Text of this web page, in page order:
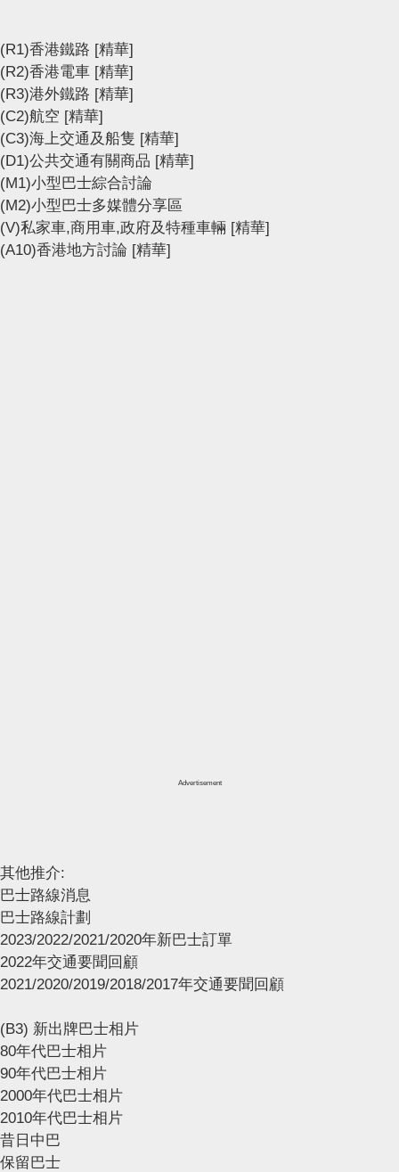
(R1)香港鐵路 [精華]
(R2)香港電車 [精華]
(R3)港外鐵路 [精華]
(C2)航空 [精華]
(C3)海上交通及船隻 [精華]
(D1)公共交通有關商品 [精華]
(M1)小型巴士綜合討論
(M2)小型巴士多媒體分享區
(V)私家車,商用車,政府及特種車輛 [精華]
(A10)香港地方討論 [精華]
Advertisement
其他推介:
巴士路線消息
巴士路線計劃
2023/2022/2021/2020年新巴士訂單
2022年交通要聞回顧
2021/2020/2019/2018/2017年交通要聞回顧
(B3) 新出牌巴士相片
80年代巴士相片
90年代巴士相片
2000年代巴士相片
2010年代巴士相片
昔日中巴
保留巴士